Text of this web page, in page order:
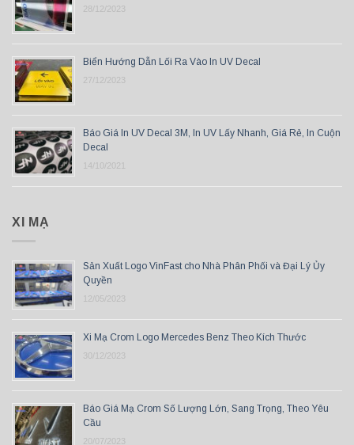
28/12/2023
Biển Hướng Dẫn Lối Ra Vào In UV Decal
27/12/2023
Báo Giá In UV Decal 3M, In UV Lấy Nhanh, Giá Rẻ, In Cuộn
Decal
14/10/2021
XI MẠ
Sản Xuất Logo VinFast cho Nhà Phân Phối và Đại Lý Ủy
Quyền
12/05/2023
Xi Mạ Crom Logo Mercedes Benz Theo Kích Thước
30/12/2023
Báo Giá Mạ Crom Số Lượng Lớn, Sang Trọng, Theo Yêu
Cầu
20/07/2023